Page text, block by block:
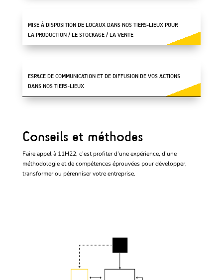
MISE À DISPOSITION DE LOCAUX DANS NOS TIERS-LIEUX POUR
LA PRODUCTION / LE STOCKAGE / LA VENTE
ESPACE DE COMMUNICATION ET DE DIFFUSION DE VOS ACTIONS
DANS NOS TIERS-LIEUX
Conseils et méthodes
Faire appel à 11H22, c’est profiter d’une expérience, d’une
méthodologie et de compétences éprouvées pour développer,
transformer ou pérenniser votre entreprise.